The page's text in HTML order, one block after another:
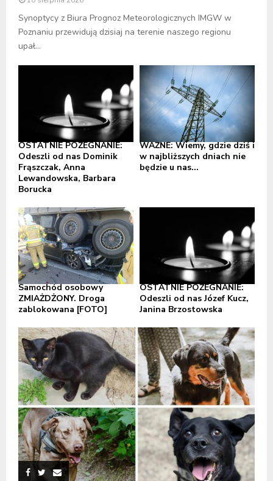
Synoptycy z Biura Prognoz Meteorologicznych IMGW w
Poznaniu przewidują dzisiaj na terenie naszego regionu
upał...
OSTATNIE POŻEGNANIE:
Odeszli od nas Dominik
Frąszczak, Anna
Lewandowska, Barbara
Borucka
WAŻNE: Wiemy, gdzie dziś i
w najbliższych dniach nie
będzie u nas...
Samochód osobowy
ZMIAŻDŻONY. Droga
zablokowana [FOTO]
OSTATNIE POŻEGNANIE:
Odeszli od nas Józef Kucz,
Janina Brzostowska